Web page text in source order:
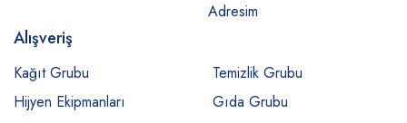
Adresim
Alışveriş
Kağıt Grubu
Temizlik Grubu
Hijyen Ekipmanları
Gıda Grubu